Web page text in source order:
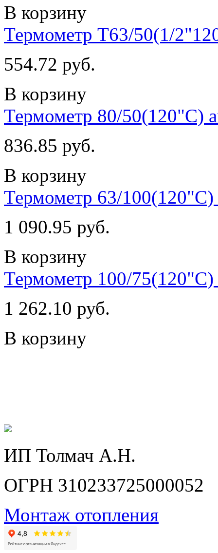
В корзину
Термометр T63/50(1/
554.72 руб.
В корзину
Термометр 80/50(120"С)
836.85 руб.
В корзину
Термометр 63/100(120"C)
1 090.95 руб.
В корзину
Термометр 100/75(120"С)
1 262.10 руб.
В корзину
ИП Толмач А.Н.
ОГРН 310233725000052
Монтаж отопления